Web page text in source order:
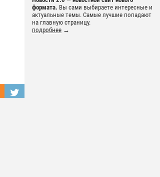
формата. Вы сами выбираете интересные и
актуальные темы. Самые лучшие попадают
на главную страницу.
подробнее →